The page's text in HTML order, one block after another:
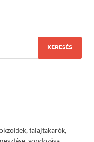
talajtakarók,
gondozása,